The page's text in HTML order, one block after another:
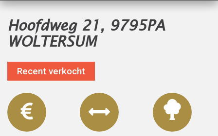
Hoofdweg 21, 9795PA
WOLTERSUM
Recent verkocht